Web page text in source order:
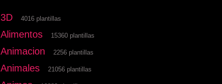
3D 4016 plantillas
Alimentos 15360 plantillas
Animacion 2256 plantillas
Animales 21056 plantillas